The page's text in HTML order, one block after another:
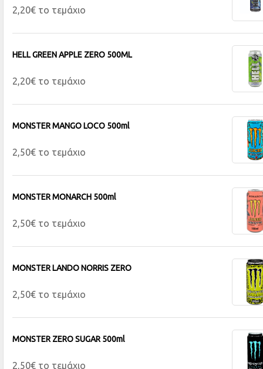
2,20€ το τεμάχιο
HELL GREEN APPLE ZERO 500ML
2,20€ το τεμάχιο
MONSTER MANGO LOCO 500ml
2,50€ το τεμάχιο
MONSTER MONARCH 500ml
2,50€ το τεμάχιο
MONSTER LANDO NORRIS ZERO
2,50€ το τεμάχιο
MONSTER ZERO SUGAR 500ml
2,50€ το τεμάχιο